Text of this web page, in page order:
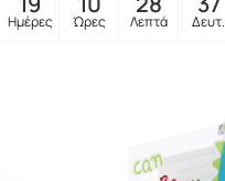
Ημέρες Ώρες Λεπτά Δευτ.